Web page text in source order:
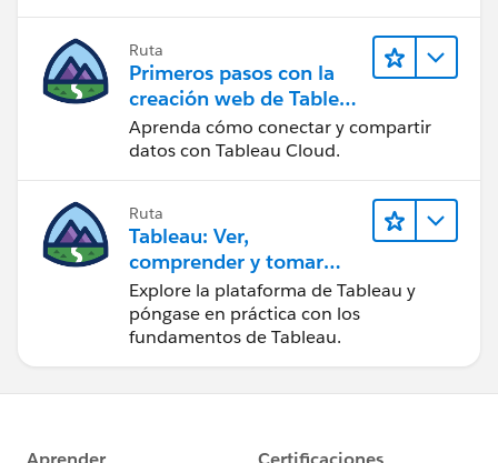
Ruta
Primeros pasos con la
creación web de Tableau
Cloud
Aprenda cómo conectar y compartir
datos con Tableau Cloud.
Ruta
Tableau: Ver,
comprender y tomar
medidas a partir de los
datos
Explore la plataforma de Tableau y
póngase en práctica con los
fundamentos de Tableau.